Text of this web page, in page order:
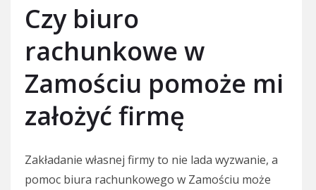
Czy biuro
rachunkowe w
Zamościu pomoże mi
założyć firmę
Zakładanie własnej firmy to nie lada wyzwanie, a
pomoc biura rachunkowego w Zamościu może